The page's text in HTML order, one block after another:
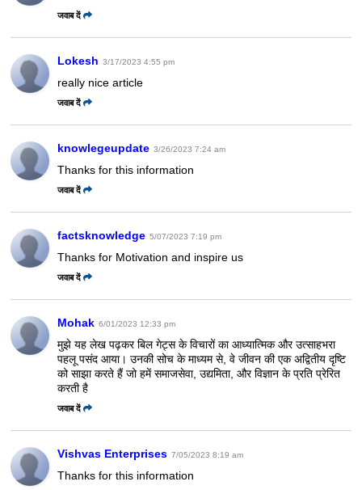
जवाब दें
Lokesh 3/17/2023 4:55 pm
really nice article
जवाब दें
knowlegeupdate 3/26/2023 7:24 am
Thanks for this information
जवाब दें
factsknowledge 5/07/2023 7:19 pm
Thanks for Motivation and inspire us
जवाब दें
Mohak 6/01/2023 12:33 pm
मुझे यह लेख पढ़कर बिल गेट्स के विचारों का आध्यात्मिक और उत्साहभरा
पहलू पसंद आया। उनकी सोच के माध्यम से, वे जीवन की एक अद्वितीय दृष्टि
को साझा करते हैं जो हमें समाजसेवा, उद्यमिता, और विज्ञान के प्रति प्रेरित
करती है
जवाब दें
Vishvas Enterprises 7/05/2023 8:19 am
Thanks for this information